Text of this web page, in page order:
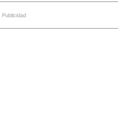
Publicidad